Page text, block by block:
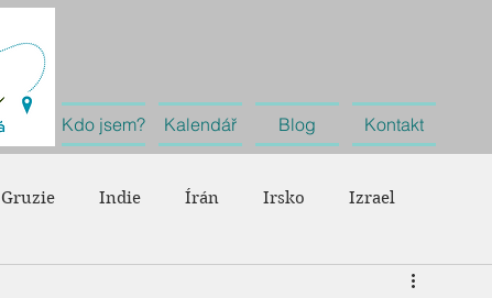
Kdo jsem? Kalendář Blog Kontakt
Gruzie Indie Írán Irsko Izrael
Rakousko